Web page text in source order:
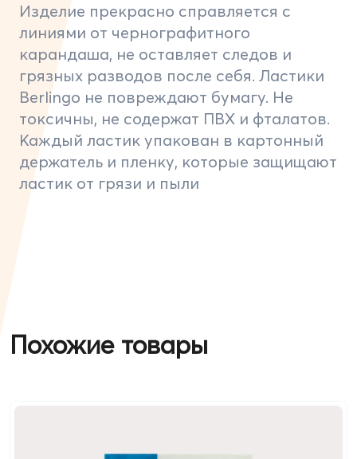
Изделие прекрасно справляется с
линиями от чернографитного
карандаша, не оставляет следов и
грязных разводов после себя. Ластики
Berlingo не повреждают бумагу. Не
токсичны, не содержат ПВХ и фталатов.
Каждый ластик упакован в картонный
держатель и пленку, которые защищают
ластик от грязи и пыли
Похожие товары